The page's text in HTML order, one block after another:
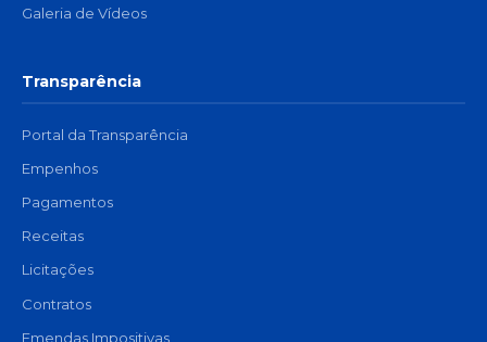
Galeria de Vídeos
Transparência
Portal da Transparência
Empenhos
Pagamentos
Receitas
Licitações
Contratos
Emendas Impositivas